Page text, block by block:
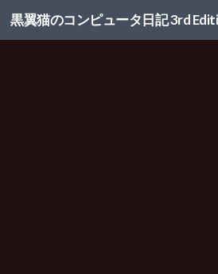
コンテンツへスキップ
黒翼猫のコンピュータ日記 3rd